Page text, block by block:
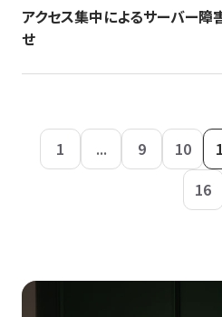
アクセス集中によるサーバー障
せ
1 ... 9 10
16